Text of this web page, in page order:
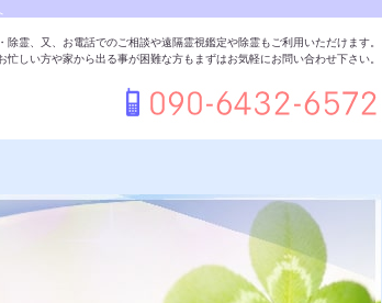
除霊、又、お電話でのご相談や遠隔霊視鑑定や除霊もご利用いただけます。
忙しい方や家から出る事が困難な方もまずはお気軽にお問い合わせ下さい。